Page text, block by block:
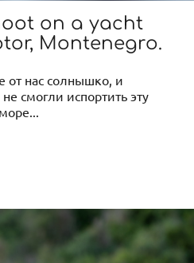
on a yacht
Montenegro.
от нас солнышко, и
смогли испортить эту